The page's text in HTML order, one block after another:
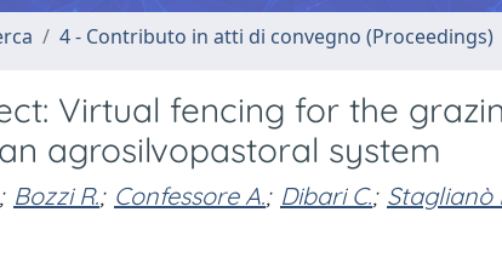
4 - Contributo in atti di convegno (Proceedings)
Virtual fencing for the
agrosilvopastoral system
; Bozzi R.; Confessore A.; Dibari C.; Staglianò